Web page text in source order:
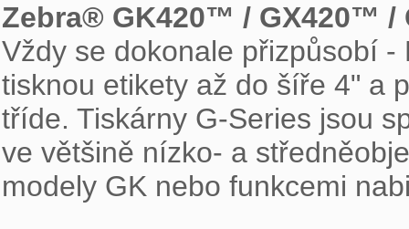
Zebra® GK420™ / GX420™ /
Vždy se dokonale přizpůsobí
tisknou etikety až do šíře 4" a
tříde. Tiskárny G-Series jsou
ve většině nízko- a
modely GK nebo funkcemi